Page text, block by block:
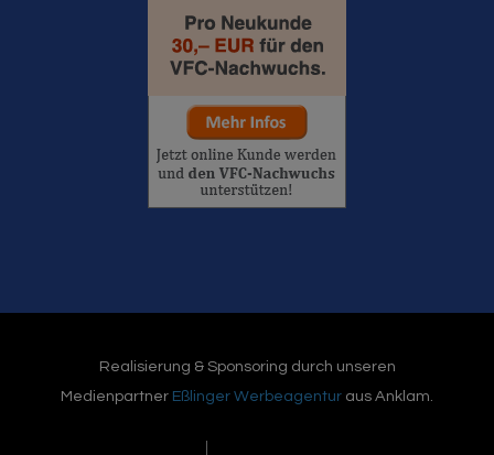
Realisierung & Sponsoring durch unseren
Medienpartner Eßlinger Werbeagentur aus Anklam.